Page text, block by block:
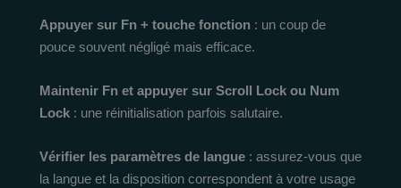
Appuyer sur Fn + touche fonction : un coup de
pouce souvent négligé mais efficace.
Maintenir Fn et appuyer sur Scroll Lock ou Num
Lock : une réinitialisation parfois salutaire.
Vérifier les paramètres de langue : assurez-vous que
la langue et la disposition correspondent à votre usage